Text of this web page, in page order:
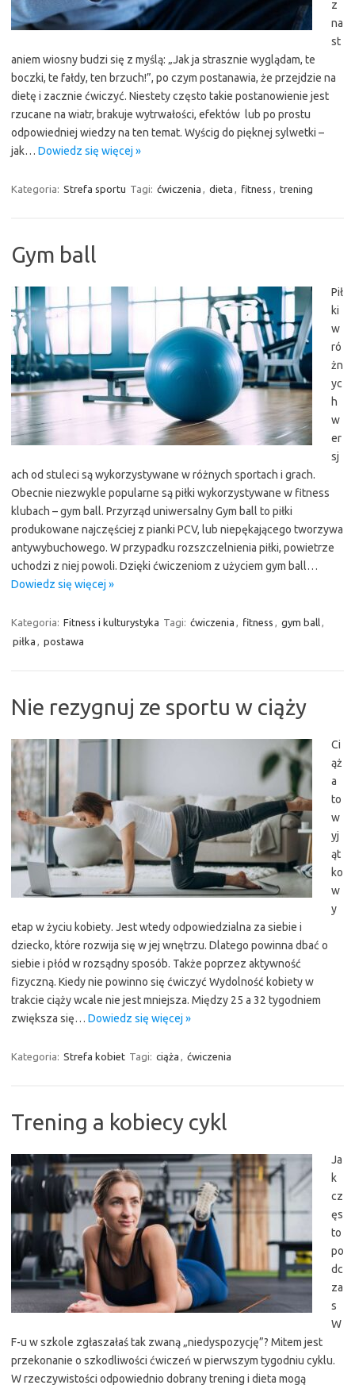
z
na
st
aniem wiosny budzi się z myślą: „Jak ja strasznie wyglądam, te
boczki, te fałdy, ten brzuch!”, po czym postanawia, że przejdzie na
dietę i zacznie ćwiczyć. Niestety często takie postanowienie jest
rzucane na wiatr, brakuje wytrwałości, efektów lub po prostu
odpowiedniej wiedzy na ten temat. Wyścig do pięknej sylwetki –
jak… Dowiedz się więcej »
Kategoria: Strefa sportu Tagi: ćwiczenia , dieta , fitness , trening
Gym ball
Pił
ki
w
ró
żn
yc
h
w
er
sj
ach od stuleci są wykorzystywane w różnych sportach i grach.
Obecnie niezwykle popularne są piłki wykorzystywane w fitness
klubach – gym ball. Przyrząd uniwersalny Gym ball to piłki
produkowane najczęściej z pianki PCV, lub niepękającego tworzywa
antywybuchowego. W przypadku rozszczelnienia piłki, powietrze
uchodzi z niej powoli. Dzięki ćwiczeniom z użyciem gym ball…
Dowiedz się więcej »
Kategoria: Fitness i kulturystyka Tagi: ćwiczenia , fitness , gym ball,
piłka , postawa
Nie rezygnuj ze sportu w ciąży
Ci
ąż
a
to
w
yj
ąt
ko
w
y
etap w życiu kobiety. Jest wtedy odpowiedzialna za siebie i
dziecko, które rozwija się w jej wnętrzu. Dlatego powinna dbać o
siebie i płód w rozsądny sposób. Także poprzez aktywność
fizyczną. Kiedy nie powinno się ćwiczyć Wydolność kobiety w
trakcie ciąży wcale nie jest mniejsza. Między 25 a 32 tygodniem
zwiększa się… Dowiedz się więcej »
Kategoria: Strefa kobiet Tagi: ciąża , ćwiczenia
Trening a kobiecy cykl
Ja
k
cz
ęs
to
po
dc
za
s
W
F-u w szkole zgłaszałaś tak zwaną „niedyspozycję”? Mitem jest
przekonanie o szkodliwości ćwiczeń w pierwszym tygodniu cyklu.
W rzeczywistości odpowiednio dobrany trening i dieta mogą